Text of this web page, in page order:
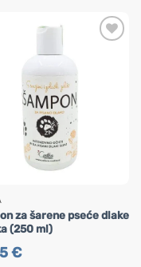
za šarene pseće dlake
(250 ml)
€